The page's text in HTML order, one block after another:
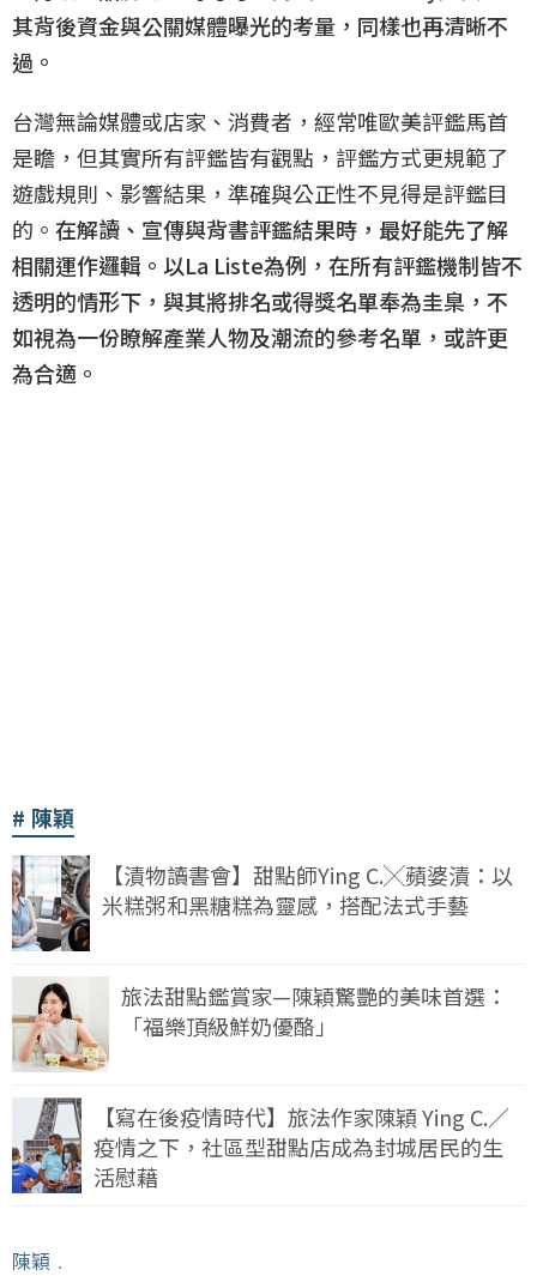
其背後資金與公關媒體曝光的考量，同樣也再清晰不
過。
台灣無論媒體或店家、消費者，經常唯歐美評鑑馬首
是瞻，但其實所有評鑑皆有觀點，評鑑方式更規範了
遊戲規則、影響結果，準確與公正性不見得是評鑑目
的。 在解讀、宣傳與背書評鑑結果時，最好能先了解
相關運作邏輯。以La Liste為例，在所有評鑑機制皆不
透明的情形下，與其將排名或得獎名單奉為圭臬，不
如視為一份瞭解產業人物及潮流的參考名單，或許更
為合適。
陳穎
【漬物讀書會】甜點師Ying C.╳蘋婆漬：以
米糕粥和黑糖糕為靈感，搭配法式手藝
旅法甜點鑑賞家—陳穎驚艷的美味首選：
「福樂頂級鮮奶優酪」
【寫在後疫情時代】旅法作家陳穎 Ying C.／
疫情之下，社區型甜點店成為封城居民的生
活慰藉
陳穎 ﹒